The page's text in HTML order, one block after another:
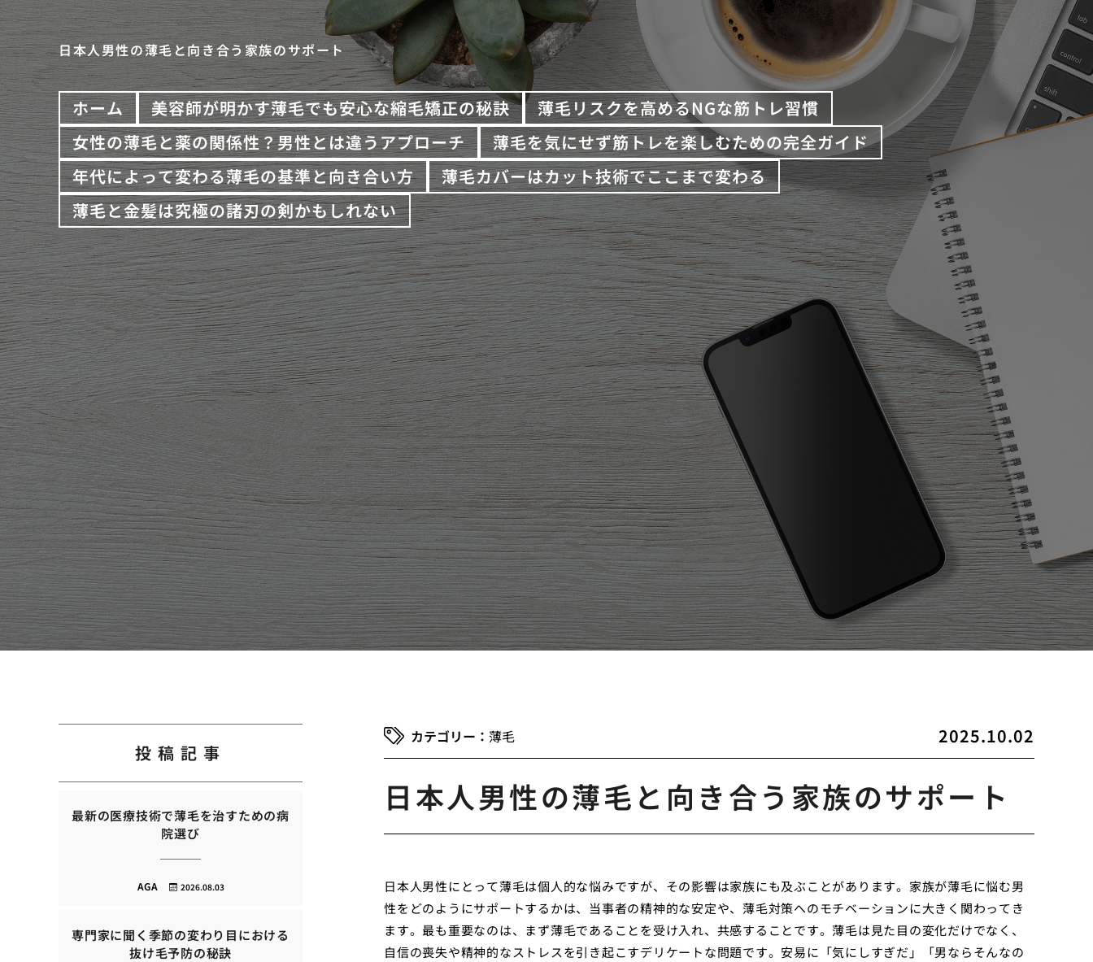
日本人男性の薄毛と向き合う家族のサポート
ホーム 美容師が明かす薄毛でも安心な縮毛矯正の秘訣
薄毛リスクを高めるNGな筋トレ習慣
女性の薄毛と薬の関係性？男性とは違うアプローチ
薄毛を気にせず筋トレを楽しむための完全ガイド
年代によって変わる薄毛の基準と向き合い方
薄毛カバーはカット技術でここまで変わる
薄毛と金髪は究極の諸刃の剣かもしれない
2025.10.02
薄毛
日本人男性の薄毛と向き合う家族のサポート
日本人男性にとって薄毛は個人的な悩みですが、その影響は家族にも及ぶことがあります。家族が薄毛に悩む男
性をどのようにサポートするかは、当事者の精神的な安定や、薄毛対策へのモチベーションに大きく関わってき
ます。最も重要なのは、まず薄毛であることを受け入れ、共感することです。薄毛は見た目の変化だけでなく、
自信の喪失や精神的なストレスを引き起こすデリケートな問題です。安易に「気にしすぎだ」「男ならそんなの
投稿記事
最新の医療技術で薄毛を治すための病
院選び
2026.08.03
AGA
専門家に聞く季節の変わり目における
抜け毛予防の秘訣